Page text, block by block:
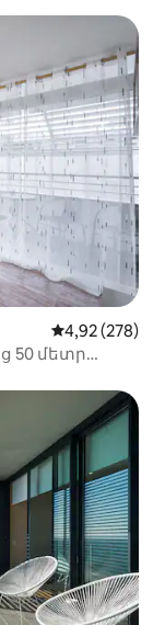
Միջին
4,92 (278)
50 մետր